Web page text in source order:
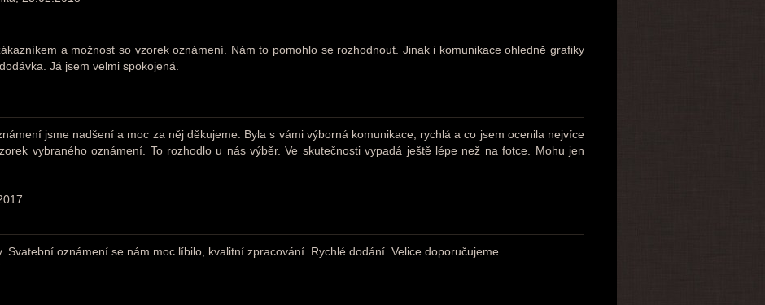
a možnost so vzorek oznámení. Nám to pomohlo se rozhodnout. Jinak i komunikace ohledně grafiky
Já jsem velmi spokojená.
jsme nadšení a moc za něj děkujeme. Byla s vámi výborná komunikace, rychlá a co jsem ocenila nejvíce
vybraného oznámení. To rozhodlo u nás výběr. Ve skutečnosti vypadá ještě lépe než na fotce. Mohu jen
Svatební oznámení se nám moc líbilo, kvalitní zpracování. Rychlé dodání. Velice doporučujeme.